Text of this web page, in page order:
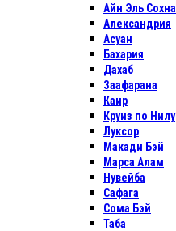
Айн Эль Сохна
Александрия
Асуан
Бахария
Дахаб
Заафарана
Каир
Круиз по Нилу
Луксор
Макади Бэй
Марса Алам
Нувейба
Сафага
Сома Бэй
Таба